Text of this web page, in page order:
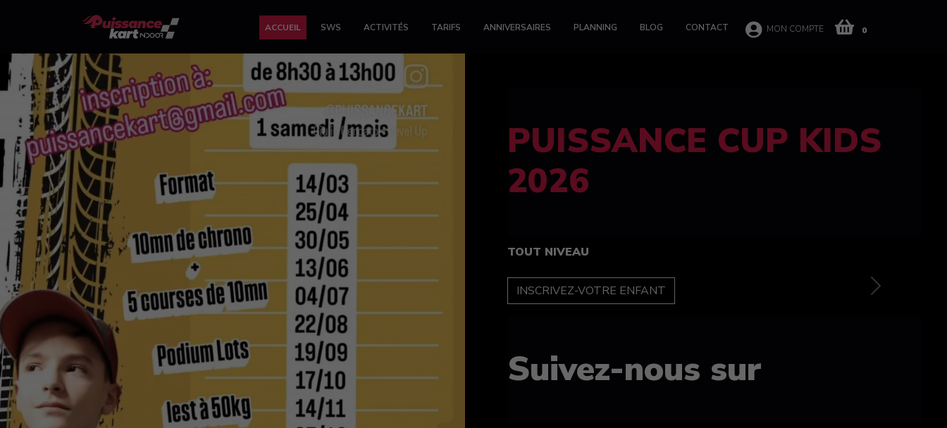
ACCUEIL SWS ACTIVITÉS TARIFS ANNIVERSAIRES PLANNING BLOG CONTACT MON COMPTE 0
FELINE CUP 100%
féminine
TOUT NIVEAU
INSCRIPTION
Suivez-nous sur
Previous Next